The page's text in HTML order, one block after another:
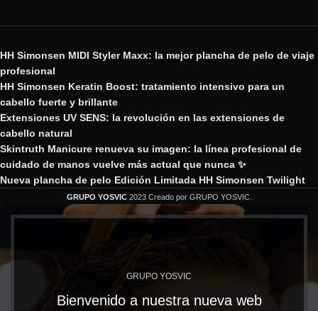
HH Simonsen MIDI Styler Maxx: la mejor plancha de pelo de viaje
profesional
HH Simonsen Keratin Boost: tratamiento intensivo para un
cabello fuerte y brillante
Extensiones UV SENS: la revolución en las extensiones de
cabello natural
Skintruth Manicure renueva su imagen: la línea profesional de
cuidado de manos vuelve más actual que nunca ✨
Nueva plancha de pelo Edición Limitada HH Simonsen Twilight
GRUPO YOSVIC 2023 Creado por GRUPO YOSVIC.
GRUPO YOSVIC
Bienvenido a nuestra nueva web